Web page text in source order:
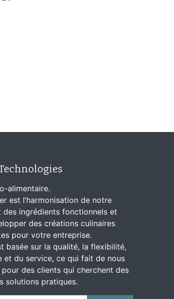
alimentaire.
est l’harmonisation de notre
ingrédients fonctionnels et
des créations culinaires
pour votre entreprise.
basée sur la qualité, la flexibilité,
et du service, ce qui fait de nous
des clients qui cherchent des
solutions pratiques.